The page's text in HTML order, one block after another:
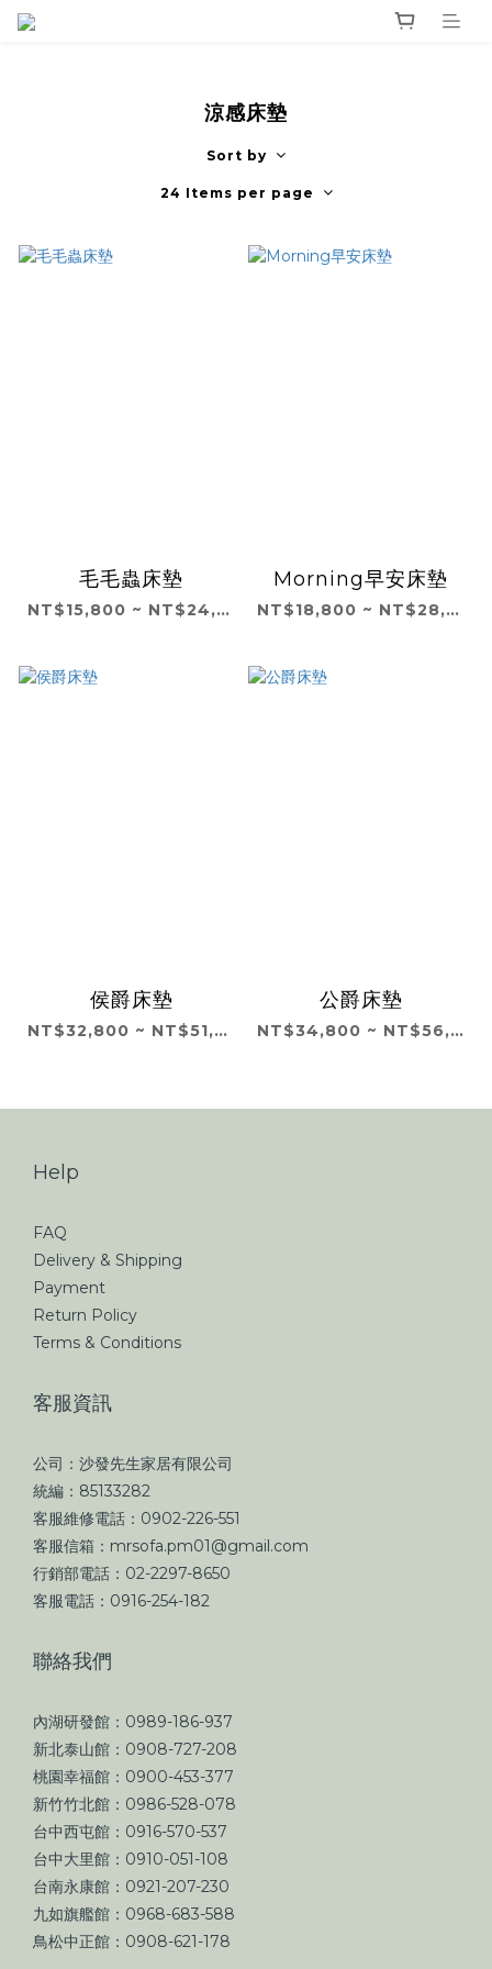
涼感床墊
Sort by
24 Items per page
毛毛蟲床墊
NT$15,800 ~ NT$24,800
Morning早安床墊
NT$18,800 ~ NT$28,800
侯爵床墊
NT$32,800 ~ NT$51,800
公爵床墊
NT$34,800 ~ NT$56,800
Help
FAQ
Delivery & Shipping
Payment
Return Policy
Terms & Conditions
客服資訊
公司：沙發先生家居有限公司
統編：85133282
客服維修電話：0902-226-551
客服信箱：mrsofa.pm01@gmail.com
行銷部電話：02-2297-8650
客服電話：0916-254-182
聯絡我們
內湖研發館：0989-186-937
新北泰山館：0908-727-208
桃園幸福館：0900-453-377
新竹竹北館：0986-528-078
台中西屯館：0916-570-537
台中大里館：0910-051-108
台南永康館：0921-207-230
九如旗艦館：0968-683-588
鳥松中正館：0908-621-178